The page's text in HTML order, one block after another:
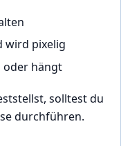
wird pixelig
oder hängt
solltest du
durchführen.